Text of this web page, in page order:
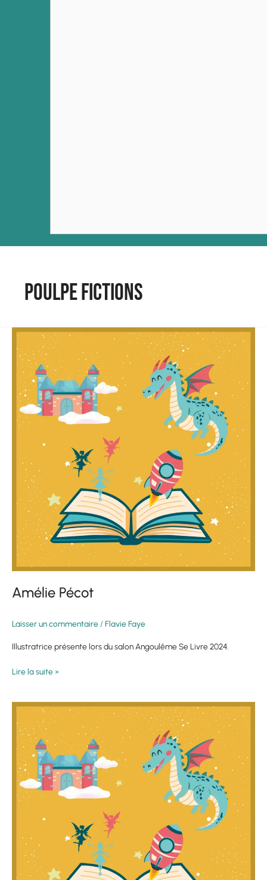
Poulpe Fictions
Amélie Pécot
Laisser un commentaire/ Flavie Faye
Illustratrice présente lors du salon Angoulême Se Livre 2024.
Amélie
Pécot
Lire la suite »
Vanessa
Pontet